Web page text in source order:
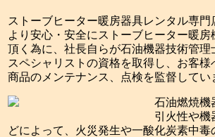
ストーブヒーター暖房器具レンタル専門
より安心・安全にストーブヒーター暖房
頂く為に、社長自らが石油機器技術管理
スペシャリストの資格を取得し、お客様
商品のメンテナンス、点検を監督してい
石油燃焼機
引火性や機
どによって、火災発生や一酸化炭素中毒